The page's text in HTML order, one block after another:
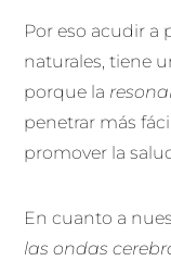
Por eso acudir a
naturales, tiene
porque la
penetrar más
promover la
En cuanto a
las ondas